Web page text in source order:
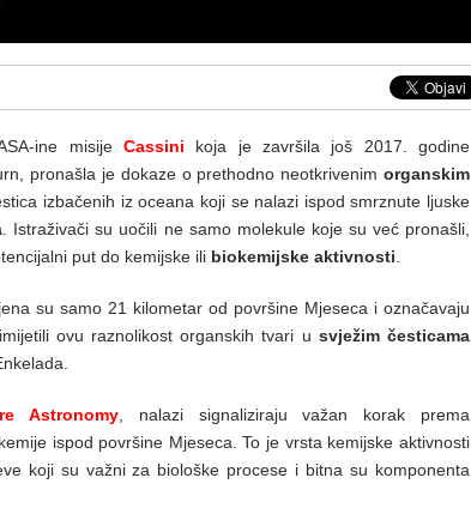
ine misije Cassini koja je završila još 2017. godine
pronašla je dokaze o prethodno neotkrivenim organskim
izbačenih iz oceana koji se nalazi ispod smrznute ljuske
. Istraživači su uočili ne samo molekule koje su već pronašli,
put do kemijske ili biokemijske aktivnosti
su samo 21 kilometar od površine Mjeseca i označavaju
ovu raznolikost organskih tvari u svježim česticama
Astronomy , nalazi signaliziraju važan korak prema
ispod površine Mjeseca. To je vrsta kemijske aktivnosti
koji su važni za biološke procese i bitna su komponenta